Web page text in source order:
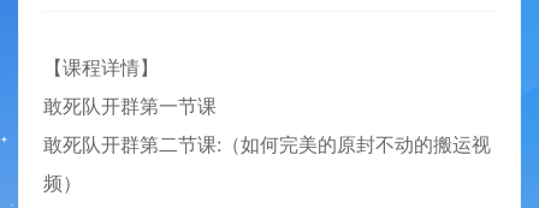
【课程详情】
敢死队开群第一节课
敢死队开群第二节课:（如何完美的原封不动的搬运视
频）